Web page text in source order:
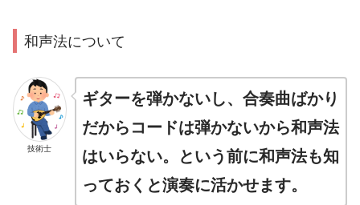
和声法について
技術士
ギターを弾かないし、合奏曲ばかり
だからコードは弾かないから和声法
はいらない。という前に和声法も知
っておくと演奏に活かせます。